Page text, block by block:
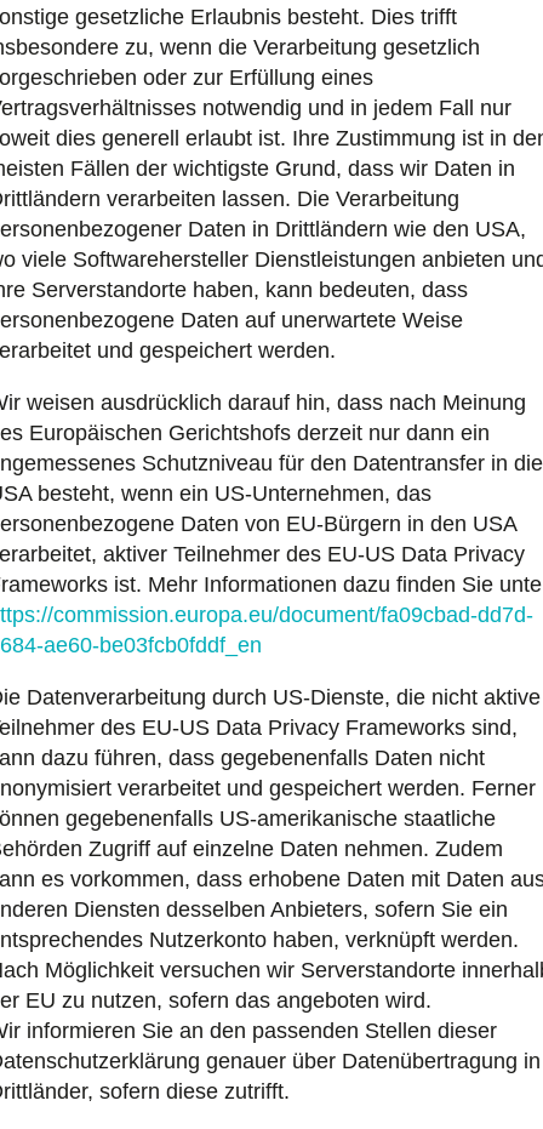
gesetzliche Erlaubnis besteht. Dies trifft
zu, wenn die Verarbeitung gesetzlich
oder zur Erfüllung eines
notwendig und in jedem Fall nur
dies generell erlaubt ist. Ihre Zustimmung ist in
Fällen der wichtigste Grund, dass wir Daten in
verarbeiten lassen. Die Verarbeitung
Daten in Drittländern wie den USA,
viele Softwarehersteller Dienstleistungen anbieten
Serverstandorte haben, kann bedeuten, dass
Daten auf unerwartete Weise
und gespeichert werden.
weisen ausdrücklich darauf hin, dass nach Meinung
Europäischen Gerichtshofs derzeit nur dann ein
Schutzniveau für den Datentransfer in die
besteht, wenn ein US-Unternehmen, das
Daten von EU-Bürgern in den USA
aktiver Teilnehmer des EU-US Data Privacy
ist. Mehr Informationen dazu finden Sie
commission.europa.eu/document/fa09cbad-dd7d-
ae60-be03fcb0fddf_en
Datenverarbeitung durch US-Dienste, die nicht aktive
des EU-US Data Privacy Frameworks sind,
dazu führen, dass gegebenenfalls Daten nicht
verarbeitet und gespeichert werden. Ferner
gegebenenfalls US-amerikanische staatliche
Zugriff auf einzelne Daten nehmen. Zudem
es vorkommen, dass erhobene Daten mit Daten
Diensten desselben Anbieters, sofern Sie ein
Nutzerkonto haben, verknüpft werden.
Möglichkeit versuchen wir Serverstandorte
EU zu nutzen, sofern das angeboten wird.
informieren Sie an den passenden Stellen dieser
genauer über Datenübertragung in
sofern diese zutrifft.